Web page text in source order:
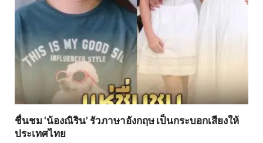
ชื่นชม ‘น้องณิริน’ รัวภาษาอังกฤษ เป็นกระบอกเสียงให้
ประเทศไทย